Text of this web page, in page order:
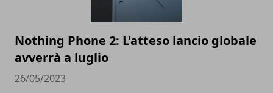
Nothing Phone 2: L'atteso lancio globale
avverrà a luglio
26/05/2023